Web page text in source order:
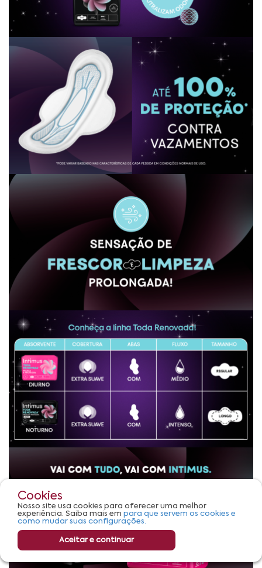
Cookies
Nosso site usa cookies para oferecer uma melhor
experiência. Saiba mais em para que servem os cookies e
como mudar suas configurações.
Aceitar e continuar